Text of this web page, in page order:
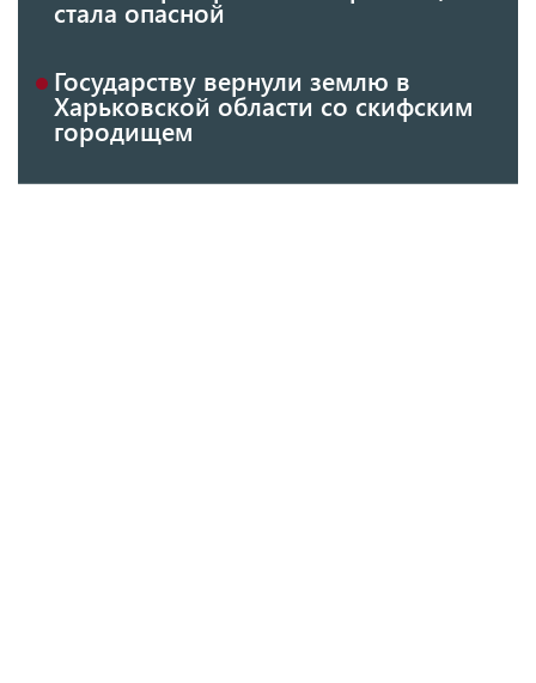
стала опасной
Государству вернули землю в
Харьковской области со скифским
городищем